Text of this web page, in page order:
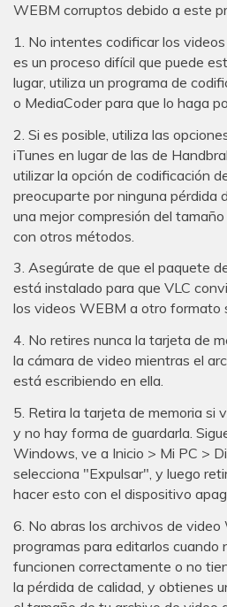
WEBM corruptos debido a este
1. No intentes codificar los
es un proceso difícil que puede
lugar, utiliza un programa de
o MediaCoder para que lo haga
2. Si es posible, utiliza las
iTunes en lugar de las de
utilizar la opción de codificación
preocuparte por ninguna pérdida
una mejor compresión del
con otros métodos.
3. Asegúrate de que el paquete
está instalado para que VLC
los videos WEBM a otro formato
4. No retires nunca la tarjeta de
la cámara de video mientras el
está escribiendo en ella.
5. Retira la tarjeta de memoria si
y no hay forma de guardarla.
Windows, ve a Inicio > Mi PC >
selecciona "Expulsar", y luego
hacer esto con el dispositivo
6. No abras los archivos de
programas para editarlos cuando
funcionen correctamente o no
la pérdida de calidad, y obtienes